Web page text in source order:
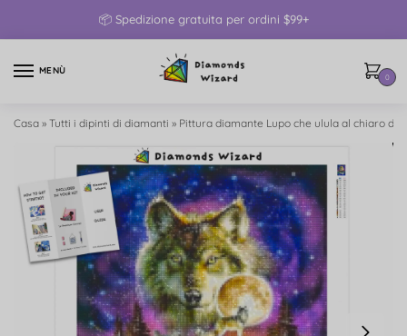
📦 Spedizione gratuita per ordini $99+
MENÙ
0
Casa » Tutti i dipinti di diamanti » Pittura diamante Lupo che ulula al chiaro di